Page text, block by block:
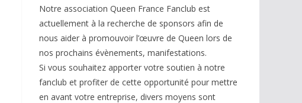
Notre association Queen France Fanclub est
actuellement à la recherche de sponsors afin de
nous aider à promouvoir l’œuvre de Queen lors de
nos prochains évènements, manifestations.
Si vous souhaitez apporter votre soutien à notre
fanclub et profiter de cette opportunité pour mettre
en avant votre entreprise, divers moyens sont